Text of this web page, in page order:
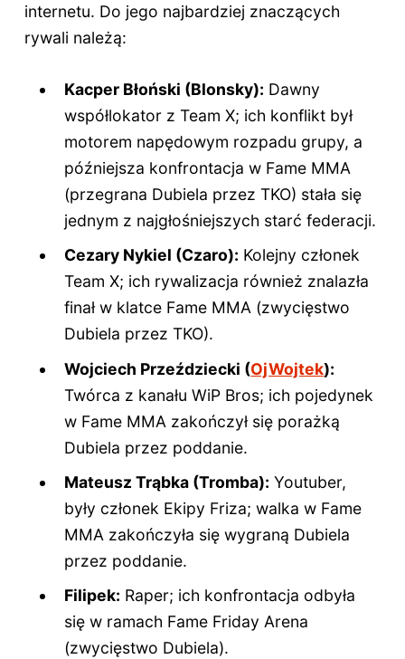
internetu. Do jego najbardziej znaczących
rywali należą:
Kacper Błoński (Blonsky): Dawny
współlokator z Team X; ich konflikt był
motorem napędowym rozpadu grupy, a
późniejsza konfrontacja w Fame MMA
(przegrana Dubiela przez TKO) stała się
jednym z najgłośniejszych starć federacji.
Cezary Nykiel (Czaro): Kolejny członek
Team X; ich rywalizacja również znalazła
finał w klatce Fame MMA (zwycięstwo
Dubiela przez TKO).
Wojciech Przeździecki (OjWojtek):
Twórca z kanału WiP Bros; ich pojedynek
w Fame MMA zakończył się porażką
Dubiela przez poddanie.
Mateusz Trąbka (Tromba): Youtuber,
były członek Ekipy Friza; walka w Fame
MMA zakończyła się wygraną Dubiela
przez poddanie.
Filipek: Raper; ich konfrontacja odbyła
się w ramach Fame Friday Arena
(zwycięstwo Dubiela).